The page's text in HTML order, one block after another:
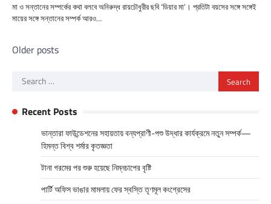
মা ও সন্তানের সম্পর্কের কথা বলবে অনিরুদ্ধ রায়চৌধুরীর ছবি ‘ডিয়ার মা’। প্রতিটা বয়সের সঙ্গে সঙ্গেই
মায়ের সঙ্গে সন্তানের সম্পর্ক আরও…
Posts
Older posts
Search
Recent Posts
ভান্তারা ফাউন্ডেশনের সহায়তায় বন্যপ্রাণী-পশু উদ্ধার কার্যক্রমে নতুন সম্পর্ক—
হিমন্ত বিশ্ব শর্মার কৃতজ্ঞতা
টানা গরমের পর শুরু হয়েছে নিম্নচাপের বৃষ্টি
পার্টি অফিস ভাঙার মামলায় ফের স্বস্তি তৃণমূল কংগ্রেসের